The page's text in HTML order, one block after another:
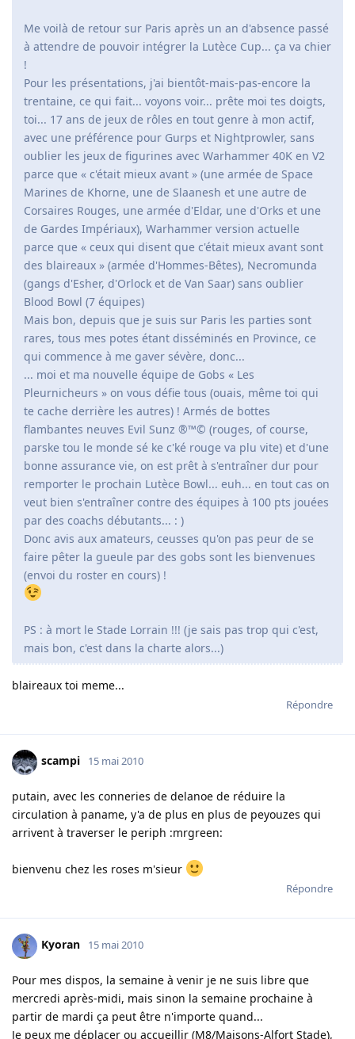
Me voilà de retour sur Paris après un an d'absence passé
à attendre de pouvoir intégrer la Lutèce Cup... ça va chier
!
Pour les présentations, j'ai bientôt-mais-pas-encore la
trentaine, ce qui fait... voyons voir... prête moi tes doigts,
toi... 17 ans de jeux de rôles en tout genre à mon actif,
avec une préférence pour Gurps et Nightprowler, sans
oublier les jeux de figurines avec Warhammer 40K en V2
parce que « c'était mieux avant » (une armée de Space
Marines de Khorne, une de Slaanesh et une autre de
Corsaires Rouges, une armée d'Eldar, une d'Orks et une
de Gardes Impériaux), Warhammer version actuelle
parce que « ceux qui disent que c'était mieux avant sont
des blaireaux » (armée d'Hommes-Bêtes), Necromunda
(gangs d'Esher, d'Orlock et de Van Saar) sans oublier
Blood Bowl (7 équipes)
Mais bon, depuis que je suis sur Paris les parties sont
rares, tous mes potes étant disséminés en Province, ce
qui commence à me gaver sévère, donc...
... moi et ma nouvelle équipe de Gobs « Les
Pleurnicheurs » on vous défie tous (ouais, même toi qui
te cache derrière les autres) ! Armés de bottes
flambantes neuves Evil Sunz ®™© (rouges, of course,
parske tou le monde sé ke c'ké rouge va plu vite) et d'une
bonne assurance vie, on est prêt à s'entraîner dur pour
remporter le prochain Lutèce Bowl... euh... en tout cas on
veut bien s'entraîner contre des équipes à 100 pts jouées
par des coachs débutants... : )
Donc avis aux amateurs, ceusses qu'on pas peur de se
faire pêter la gueule par des gobs sont les bienvenues
(envoi du roster en cours) !
PS : à mort le Stade Lorrain !!! (je sais pas trop qui c'est,
mais bon, c'est dans la charte alors...)
blaireaux toi meme...
Répondre
scampi 15 mai 2010
putain, avec les conneries de delanoe de réduire la
circulation à paname, y'a de plus en plus de peyouzes qui
arrivent à traverser le periph :mrgreen:
bienvenu chez les roses m'sieur
Répondre
Kyoran 15 mai 2010
Pour mes dispos, la semaine à venir je ne suis libre que
mercredi après-midi, mais sinon la semaine prochaine à
partir de mardi ça peut être n'importe quand...
Je peux me déplacer ou accueillir (M8/Maisons-Alfort Stade),